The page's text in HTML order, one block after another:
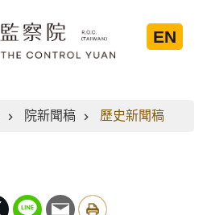
EN
院新聞稿 歷史新聞稿